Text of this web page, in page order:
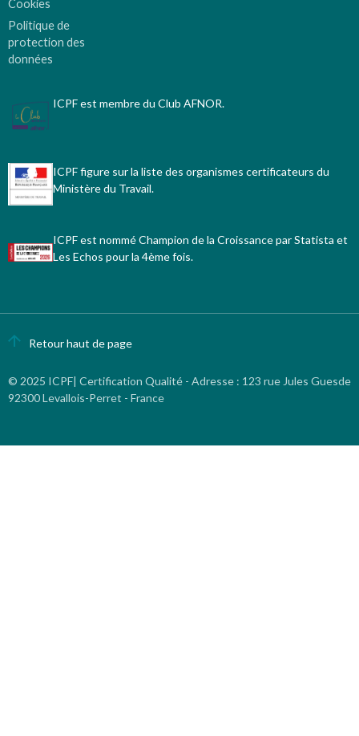
Cookies
Politique de
protection des
données
ICPF est membre du Club AFNOR.
ICPF figure sur la liste des organismes certificateurs du
Ministère du Travail.
ICPF est nommé Champion de la Croissance par Statista et
Les Echos pour la 4ème fois.
Retour haut de page
© 2025 ICPF| Certification Qualité - Adresse : 123 rue Jules Guesde
92300 Levallois-Perret - France